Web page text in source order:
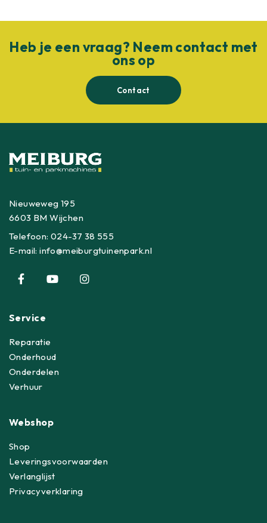
Heb je een vraag? Neem contact met
ons op
Contact
Nieuweweg 195
6603 BM Wijchen
Telefoon:024-37 38 555
E-mail:info@meiburgtuinenpark.nl
Service
Reparatie
Onderhoud
Onderdelen
Verhuur
Webshop
Shop
Leveringsvoorwaarden
Verlanglijst
Privacyverklaring